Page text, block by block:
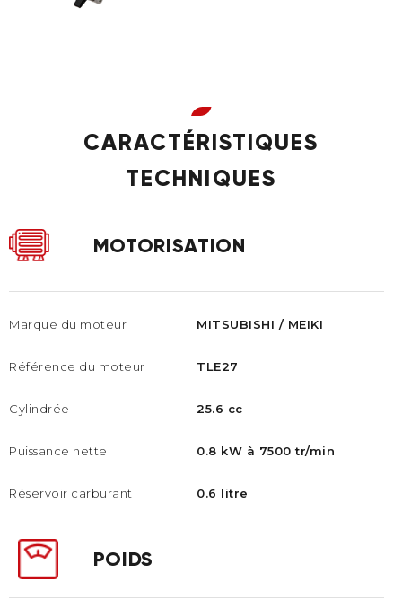
CARACTÉRISTIQUES
TECHNIQUES
MOTORISATION
Marque du moteur
Référence du moteur
Cylindrée
Puissance nette
Réservoir carburant
MITSUBISHI / MEIKI
TLE27
25.6 cc
0.8 kW à 7500 tr/min
0.6 litre
POIDS